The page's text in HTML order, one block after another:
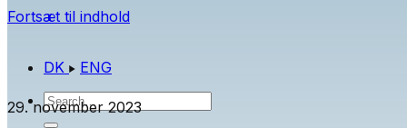
Fortsæt til indhold
DK ENG
29. november 2023